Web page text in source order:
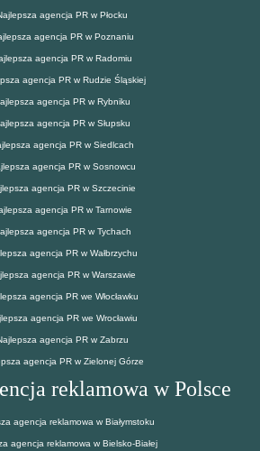
agencja PR w Płocku
agencja PR w Poznaniu
agencja PR w Radomiu
agencja PR w Rudzie Śląskiej
agencja PR w Rybniku
agencja PR w Słupsku
agencja PR w Siedlcach
agencja PR w Sosnowcu
agencja PR w Szczecinie
agencja PR w Tarnowie
agencja PR w Tychach
agencja PR w Wałbrzychu
agencja PR w Warszawie
agencja PR we Włocławku
agencja PR we Wrocławiu
agencja PR w Zabrzu
agencja PR w Zielonej Górze
reklamowa w Polsce
agencja reklamowa w Białymstoku
agencja reklamowa w Bielsko-Białej